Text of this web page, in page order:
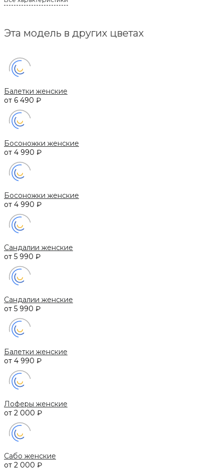
Эта модель в других цветах
Балетки женские
от 6 490 ₽
Босоножки женские
от 4 990 ₽
Босоножки женские
от 4 990 ₽
Сандалии женские
от 5 990 ₽
Сандалии женские
от 5 990 ₽
Балетки женские
от 4 990 ₽
Лоферы женские
от 2 000 ₽
Сабо женские
от 2 000 ₽